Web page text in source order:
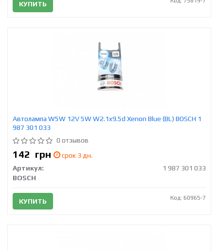
КУПИТЬ
Автолампа W5W 12V 5W W2.1x9.5d Xenon Blue (BL) BOSCH 1
987 301 033
0 отзывов
142 грн
срок 3 дн.
Артикул:
1 987 301 033
BOSCH
КУПИТЬ Код: 60965-7